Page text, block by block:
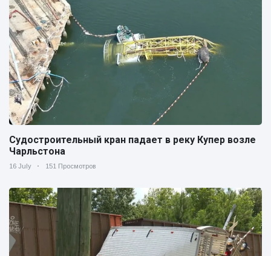
Судостроительный кран падает в реку Купер возле
Чарльстона
16 July 151 Просмотров